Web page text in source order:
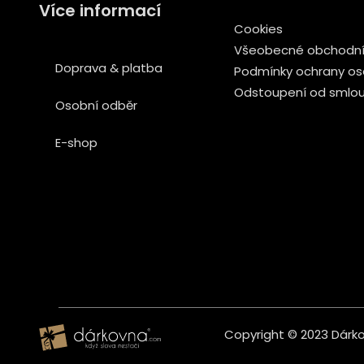
Více informací
Doprava & platba
Osobní odběr
E-shop
Cookies
Všeobecné
Podmínky ochrany
Odstoupení od
Copyright © 2023